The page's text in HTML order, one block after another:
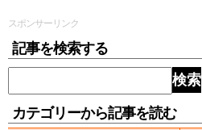
スポンサーリンク
記事を検索する
検索
カテゴリーから記事を読む